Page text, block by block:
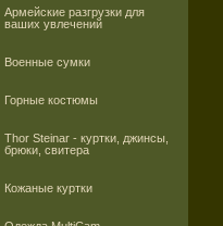
Армейские разгрузки для
ваших увлечений
Военные сумки
Горные костюмы
Thor Steinar - куртки, джинсы,
брюки, свитера
Кожаные куртки